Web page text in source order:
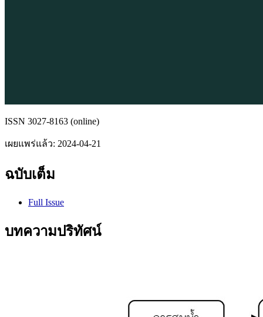
ISSN 3027-8163 (online)
เผยแพร่แล้ว: 2024-04-21
ฉบับเต็ม
Full Issue
บทความปริทัศน์